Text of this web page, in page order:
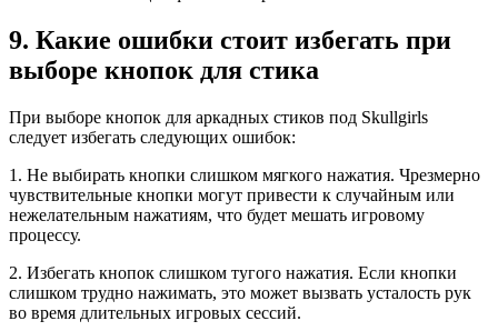
9. Какие ошибки стоит избегать при
выборе кнопок для стика
При выборе кнопок для аркадных стиков под Skullgirls
следует избегать следующих ошибок:
1. Не выбирать кнопки слишком мягкого нажатия. Чрезмерно
чувствительные кнопки могут привести к случайным или
нежелательным нажатиям, что будет мешать игровому
процессу.
2. Избегать кнопок слишком тугого нажатия. Если кнопки
слишком трудно нажимать, это может вызвать усталость рук
во время длительных игровых сессий.